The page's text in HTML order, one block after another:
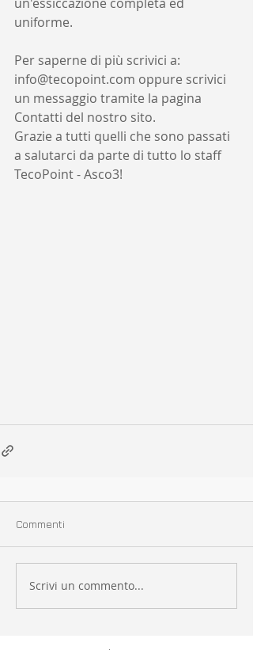
uniforme.
Per saperne di più scrivici a:
info@tecopoint.com oppure scrivici
un messaggio tramite la pagina
Contatti del nostro sito.
Grazie a tutti quelli che sono passati
a salutarci da parte di tutto lo staff
TecoPoint - Asco3!
Commenti
Scrivi un commento...